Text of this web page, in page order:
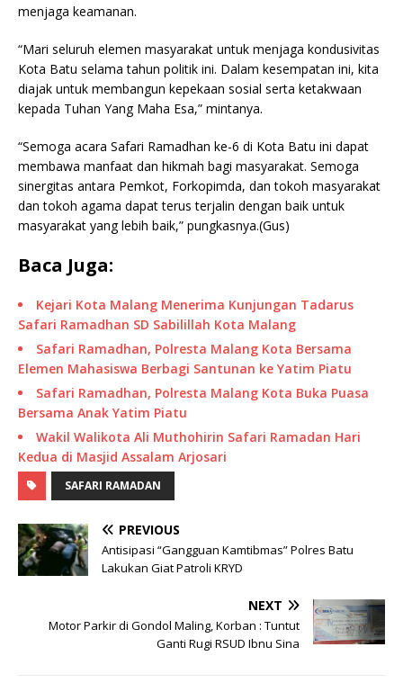
menjaga keamanan.
“Mari seluruh elemen masyarakat untuk menjaga kondusivitas
Kota Batu selama tahun politik ini. Dalam kesempatan ini, kita
diajak untuk membangun kepekaan sosial serta ketakwaan
kepada Tuhan Yang Maha Esa,” mintanya.
“Semoga acara Safari Ramadhan ke-6 di Kota Batu ini dapat
membawa manfaat dan hikmah bagi masyarakat. Semoga
sinergitas antara Pemkot, Forkopimda, dan tokoh masyarakat
dan tokoh agama dapat terus terjalin dengan baik untuk
masyarakat yang lebih baik,” pungkasnya.(Gus)
Baca Juga:
Kejari Kota Malang Menerima Kunjungan Tadarus
Safari Ramadhan SD Sabilillah Kota Malang
Safari Ramadhan, Polresta Malang Kota Bersama
Elemen Mahasiswa Berbagi Santunan ke Yatim Piatu
Safari Ramadhan, Polresta Malang Kota Buka Puasa
Bersama Anak Yatim Piatu
Wakil Walikota Ali Muthohirin Safari Ramadan Hari
Kedua di Masjid Assalam Arjosari
SAFARI RAMADAN
PREVIOUS
Antisipasi “Gangguan Kamtibmas” Polres Batu
Lakukan Giat Patroli KRYD
NEXT
Motor Parkir di Gondol Maling, Korban : Tuntut
Ganti Rugi RSUD Ibnu Sina